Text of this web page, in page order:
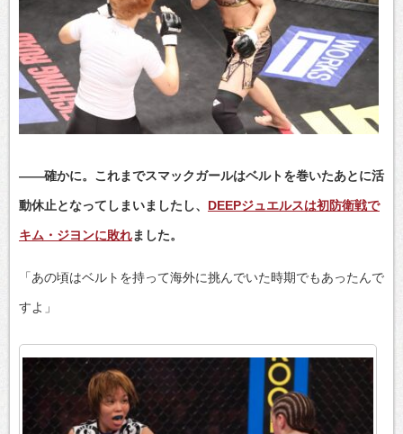
――確かに。これまでスマックガールはベルトを巻いたあとに活
動休止となってしまいましたし、 DEEPジュエルスは初防衛戦で
キム・ジヨンに敗れました。
「あの頃はベルトを持って海外に挑んでいた時期でもあったんで
すよ」